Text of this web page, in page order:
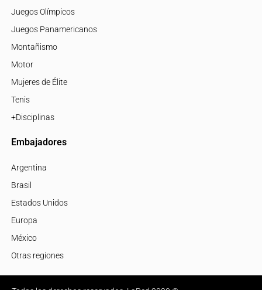
Juegos Olímpicos
Juegos Panamericanos
Montañismo
Motor
Mujeres de Élite
Tenis
+Disciplinas
Embajadores
Argentina
Brasil
Estados Unidos
Europa
México
Otras regiones